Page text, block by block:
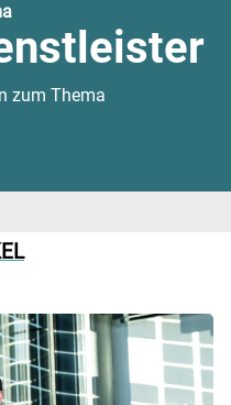
zum Thema